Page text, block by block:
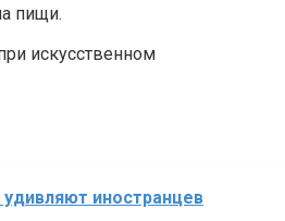
пищи.
искусственном
иностранцев